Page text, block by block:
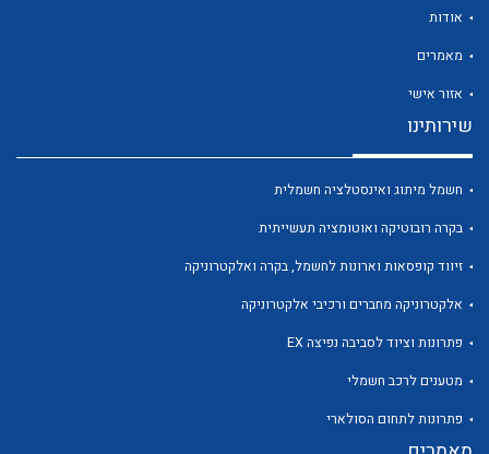
אודות
מאמרים
אזור אישי
שירותינו
חשמל מיתוג ואינסטלציה חשמלית
בקרה רובוטיקה ואוטומציה תעשייתית
זיווד קופסאות וארונות לחשמל, בקרה ואלקטרוניקה
אלקטרוניקה מחברים ורכיבי אלקטרוניקה
פתרונות וציוד לסביבה נפיצה EX
מטענים לרכב חשמלי
פתרונות לתחום הסולארי